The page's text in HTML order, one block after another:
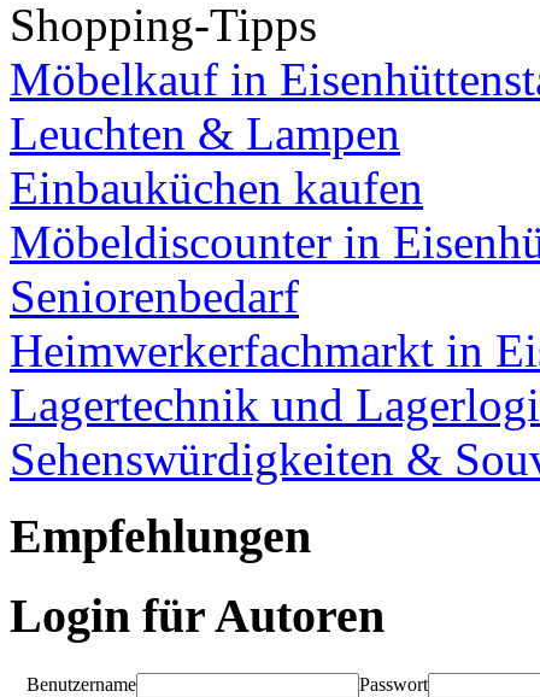
Shopping-Tipps
Möbelkauf in
Leuchten & Lampen
Einbauküchen kaufen
Möbeldiscounter in
Seniorenbedarf
Heimwerkerfachmarkt in
Lagertechnik und
Sehenswürdigkeiten &
Empfehlungen
Login für Autoren
Benutzername Passwort